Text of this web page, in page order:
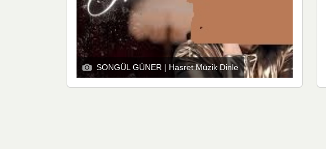
SONGÜL GÜNER | Hasret Müzik Dinle